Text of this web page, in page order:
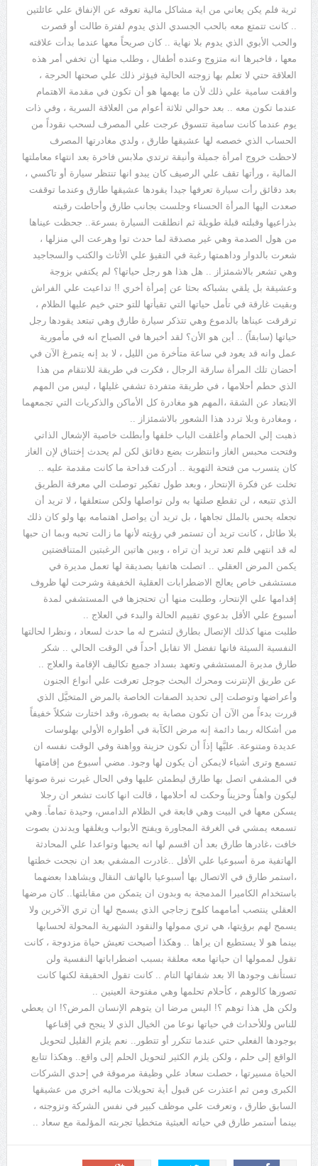
ثرية فلم يكن يعاني من اية مشاكل مالية تعوقه عن الإنفاق علي عائلتين
.. كانت تتمتع معه بالحب الجسدي الذي يدوم لفترة طالت أو قصرت
والحب الأبوي الذي يدوم بلا نهاية .. كان صريحاً معها عندما بدأت علاقته
معها ، فاخبرها انه متزوج وعنده أطفال ، وطلب منها أن تخفي أمر هذه
العلاقة حتي لا تعلم بها زوجته الحالية فيؤثر ذلك علي صحتها الحرجة ،
وافقت سامية علي ذلك لأن ما يهمها هو أن تكون في مقدمة الاهتمام
عندما تكون معه .. بعد حوالي ثلاثة أعوام من العلاقة السرية ، وفي ذات
يوم عندما كانت سامية تتسوق عرجت علي المصرف لسحب نقوداً من
الحساب الذي خصصه لها عشيقها طارق ، ولدي مغادرتها المصرف
لاحظت خروج امرأة جميلة وأنيقة ترتدي ملابس فاخرة بعد انتهاء معاملتها
المالية ، ورأتها تقف علي الرصيف كان يبدو انها تنتظر سيارة أو تاكسي ،
بعد دقائق رأت سيارة تعرفها جيدا يقودها عشيقها طارق وعندما توقفت
صعدت اليها المرأة الحسناء وجلست بجانب طارق وأحاطت رقبته
بذراعيها وقبلته قبلة طويلة ثم انطلقت السيارة بسرعة.. جحظت عيناها
من هول الصدمة وهي غير مصدقة لما حدث توا وهرعت الي منزلها ،
شعرت بالدوار وداهمتها رغبة في التقيؤ علي الأثاث والكتب والسجاجيد
وهي تشعر بالاشمئزاز .. هل هذا هو رجل حياتها؟ لم يكتفي بزوجة
وعشيقة بل يلقي بشباكه بحثا عن إمرأة أخري !! تداعيت علي الفراش
وبقيت غارقة في تأمل حياتها التي تقيأتها للتو حتي خيم عليها الظلام ،
ترقرقت عيناها بالدموع وهي تتذكر سيارة طارق وهي تبتعد يقودها رجل
حياتها (سابقاً) .. أين هو الأن؟ لقد أخبرها في الصباح انه في مأمورية
عمل وانه قد يعود في ساعة متأخرة من الليل ، لا بد إنه يتمرغ الآن في
أحضان تلك المرأة سارقة الرجال ، فكرت في طريقة للانتقام من هذا
الذي حطم أحلامها ، في طريقة متفردة تشفي غليلها ، ليس من المهم
الابتعاد عن الشقة ،المهم هو مغادرة كل الأماكن والذكريات التي تجمعهما
، ومغادرة وبلا تردد هذا الشعور بالاشمئزاز ..
ذهبت إلي الحمام وأغلقت الباب خلفها وأبطلت خاصية الإشعال الذاتي
وفتحت محبس الغاز وانتظرت بضع دقائق لكن لم يحدث إختناق لإن الغاز
كان يتسرب من فتحة التهوية .. أدركت فداحة ما كانت مقدمة عليه ..
تخلت عن فكرة الإنتحار ، وبعد طول تفكير توصلت الي معرفة الطريق
الذي تتبعه ، لن تقطع صلتها به ولن تواصلها ولكن ستعلقها ، لا تريد أن
تجعله يحس بالملل تجاهها ، بل تريد أن يواصل اهتمامه بها ولو كان ذلك
بلا طائل ، كانت تريد أن تستمر في رؤيته لأنها ما زالت تحبه وبما ان حبها
له قد انتهي فلم تعد تريد أن تراه ، وبين هاتين الرغبتين المتناقضتين
يكمن المرض العقلي .. اتصلت هاتفيا بصديقة لها تعمل مديرة في
مستشفى خاص يعالج الاضطرابات العقلية الخفيفة وشرحت لها ظروف
إقدامها علي الإنتحار، وطلبت منها أن تحتجزها في المستشفي لمدة
أسبوع علي الأقل بدعوي تقييم الحالة والبدء في العلاج ..
طلبت منها كذلك الإتصال بطارق لتشرح له ما حدث لسعاد ، ونظرا لحالتها
النفسية السيئة فانها تفضل الا تقابل أحداً في الوقت الحالي .. شكر
طارق مديرة المستشفي وتعهد بسداد جميع تكاليف الإقامة والعلاج ..
عن طريق الإنترنت ومحرك البحث جوجل تعرفت علي أنواع الجنون
وأعراضها وتوصلت إلى تحديد الصفات الخاصة بالمرض المتخيَّل الذي
قررت بدءاً من الآن أن تكون مصابة به بصورة، وقد اختارت شكلاً خفيفاً
من أشكاله ربما دائمة إنه مرض الكآبة في أطواره الأولي بهلوسات
عديدة ومتنوعة. عليَّها إذاً أن تكون حزينة وواهنة وفي الوقت نفسه ان
تسمع وترى أشياء لايمكن أن يكون لها وجود. مضي أسبوع من إقامتها
في المشفي اتصل بها طارق ليطمئن عليها وفي الحال غيرت نبرة صوتها
ليكون واهناً وحزيناً وحكت له أحلامها ، قالت انها كانت تشعر ان رجلا
يسكن معها في البيت وهي قابعة في الظلام الدامس، وحيدة تماماً. وهي
تسمعه يمشي في الغرفة المجاورة ويفتح الأبواب ويغلقها ويدندن بصوت
خافت ،غادرها طارق بعد أن اقسم لها انه يحبها وتواعدا علي المحادثة
الهاتفية مرة أسبوعيا علي الأقل ..غادرت المشفي بعد ان نجحت خطتها
،استمر طارق في الاتصال بها أسبوعيا بالهاتف النقال ويشاهدا بعضهما
باستخدام الكاميرا المدمجة به وبدون ان يتمكن من مقابلتها.. كان مرضها
العقلي ينتصب أمامهما كلوح زجاجي الذي يسمح لها أن تري الآخرين ولا
يسمح لهم برؤيتها، هي تري ممولها والنقود الشهرية المحولة لحسابها
بينما هو لا يستطيع ان يراها .. وهكذا أصبحت تعيش حياة مزدوجة ، كانت
تقول لممولها ان حياتها معه معلقة بسبب اضطراباتها النفسية ولن
تستأنف وجودها الا بعد شفائها التام .. كانت تقول الحقيقة لكنها كانت
تصورها كالوهم ، كأحلام تحلمها وهي مفتوحة العينين ..
ولكن هل هذا توهم ؟! اليس مرضا ان يتوهم الإنسان المرض؟! ان يعطي
للناس وللأحداث في حياتها نوعا من الخيال الذي لا ينجح في إقناعها
بوجودها الفعلي حتي عندما تتكرر أو تتطور.. نعم يلزم القليل لتحويل
الواقع إلى حلم ، ولكن يلزم الكثير لتحويل الحلم إلى واقع.. وهكذا تتابع
الحياة مسيرتها ، حصلت سعاد علي وظيفة مرموقة في إحدي الشركات
الكبرى ومن ثم اعتذرت عن قبول أية تحويلات ماليه اخري من عشيقها
السابق طارق ، وتعرفت علي موظف كبير في نفس الشركة وتزوجته ،
بينما أستمر طارق في حياته العبثية متخطيا تجربته المؤلمة مع سعاد ..